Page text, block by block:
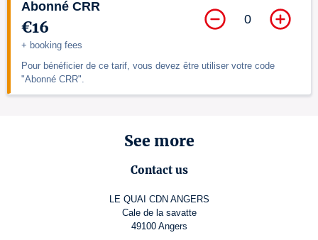
Abonné CRR
€16
+ booking fees
Pour bénéficier de ce tarif, vous devez être utiliser votre code
"Abonné CRR".
0
See more
Contact us
LE QUAI CDN ANGERS
Cale de la savatte
49100 Angers